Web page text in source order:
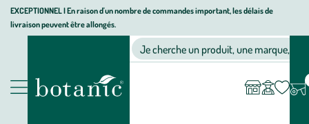
Aller
Aller
au
Aller
au
page
EXCEPTIONNEL I En raison d'un nombre de commandes important, les délais de
livraison peuvent être allongés.
Nos produits
Jardinerie écologique, animalerie, décoration, alimentation bio
Je cherche un produit, une marque, un
compte